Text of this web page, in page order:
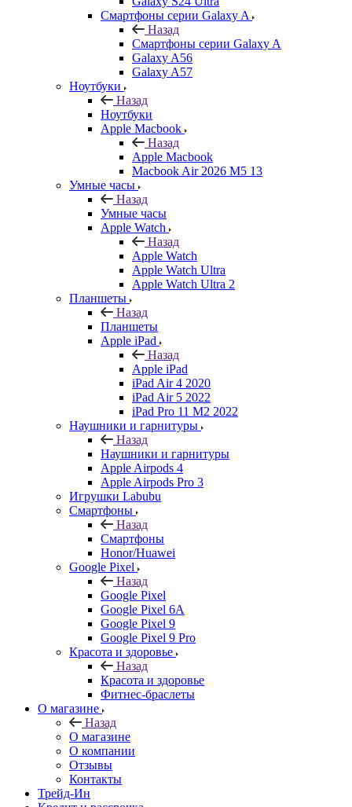
Смартфоны серии Galaxy A
Назад
Смартфоны серии Galaxy A
Galaxy A56
Galaxy A57
Ноутбуки
Назад
Ноутбуки
Apple Macbook
Назад
Apple Macbook
Macbook Air 2026 M5 13
Умные часы
Назад
Умные часы
Apple Watch
Назад
Apple Watch
Apple Watch Ultra
Apple Watch Ultra 2
Планшеты
Назад
Планшеты
Apple iPad
Назад
Apple iPad
iPad Air 4 2020
iPad Air 5 2022
iPad Pro 11 M2 2022
Наушники и гарнитуры
Назад
Наушники и гарнитуры
Apple Airpods 4
Apple Airpods Pro 3
Игрушки Labubu
Смартфоны
Назад
Смартфоны
Honor/Huawei
Google Pixel
Назад
Google Pixel
Google Pixel 6A
Google Pixel 9
Google Pixel 9 Pro
Красота и здоровье
Назад
Красота и здоровье
Фитнес-браслеты
О магазине
Назад
О магазине
О компании
Отзывы
Контакты
Трейд-Ин